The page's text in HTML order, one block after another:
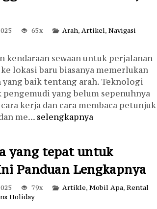
65x Arah, Artikel, Navigasi
kendaraan sewaan untuk perjalanan
lokasi baru biasanya memerlukan
yang baik tentang arah. Teknologi
yang belum sepenuhnya
kerja dan cara membaca petunjuk
me... selengkapnya
yang tepat untuk
Panduan Lengkapnya
79x Artikle, Mobil Apa, Rental
Holiday